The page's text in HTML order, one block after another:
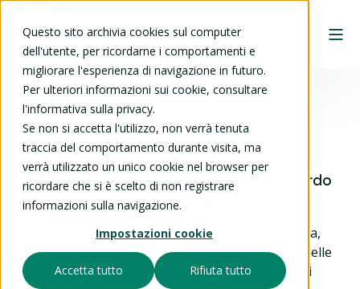
Questo sito archivia cookies sul computer
dell'utente, per ricordarne i comportamenti e
migliorare l'esperienza di navigazione in futuro.
Per ulteriori informazioni sui cookie, consultare
l'informativa sulla privacy.
Se non si accetta l'utilizzo, non verrà tenuta
traccia del comportamento durante visita, ma
verrà utilizzato un unico cookie nel browser per
ricordare che si è scelto di non registrare
informazioni sulla navigazione.
Impostazioni cookie
Accetta tutto Rifiuta tutto
Media & PR
Siamo il vostro punto di riferimento riguardo
alle politiche di invecchiamento in Ticino.
Siamo un'associazione aconfessionale e apartitica,
impegnata a promuovere e difendere la dignità delle
persone in tutte le stagioni della vita. Con i nostri